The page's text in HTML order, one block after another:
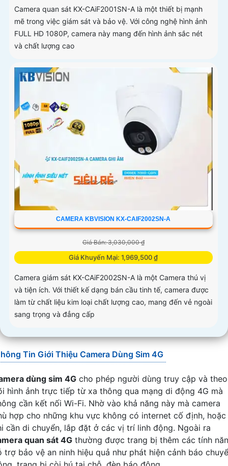
Camera quan sát KX-CAiF2001SN-A là một thiết bị mạnh
mẽ trong việc giám sát và bảo vệ. Với công nghệ hình ảnh
FULL HD 1080P, camera này mang đến hình ảnh sắc nét
và chất lượng cao
CAMERA KBVISION KX-CAIF2002SN-A
Giá Bán: 3,030,000 ₫
Giá Khuyến Mại: 1,969,500 ₫
Camera giám sát KX-CAiF2002SN-A là một Camera thú vị
và tiện ích. Với thiết kế dạng bán cầu tinh tế, camera được
làm từ chất liệu kim loại chất lượng cao, mang đến vẻ ngoài
sang trọng và đẳng cấp
Tin Giới Thiệu Camera Dùng Sim 4G
dùng sim 4G cho phép người dùng truy cập và theo
hình ảnh trực tiếp từ xa thông qua mạng di động 4G mà
cần kết nối Wi-Fi. Nhờ vào khả năng này mà camera
hợp cho những khu vực không có internet cố định, hoặc
cần di chuyển, lắp đặt ở các vị trí linh động. Ngoài ra
quan sát 4G thường được trang bị thêm các tính
trợ bảo vệ an ninh hiệu quả như phát hiện cảnh báo